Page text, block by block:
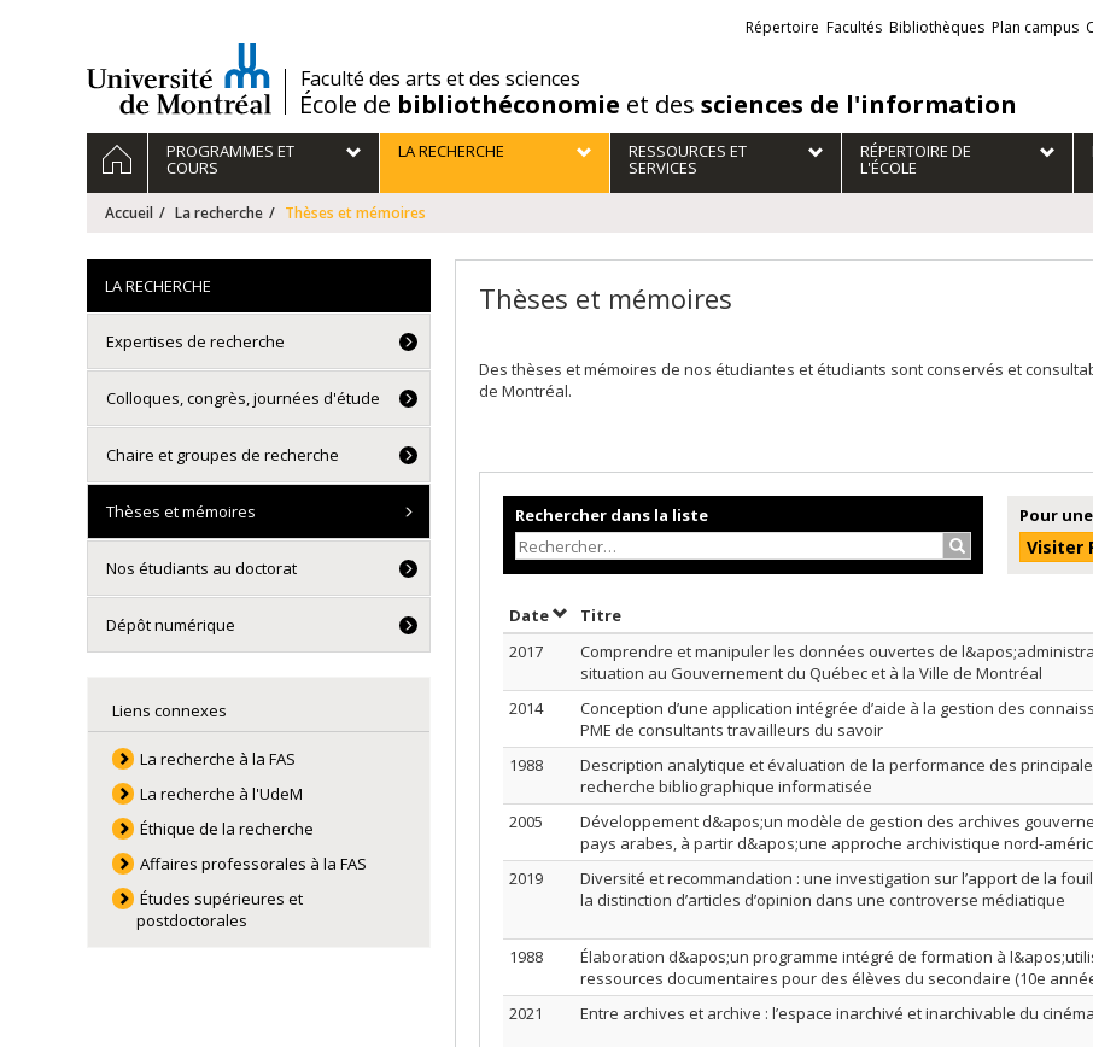
/Faculté des arts et des sciences
École de bibliothéconomie et des sciences de l'information
Liens
externes
Répertoire Facultés Bibliothèques Plan campus
Navigation
principale
ACCUEILPROGRAMMES ET
COURS
LA RECHERCHE RESSOURCES ET
SERVICES
RÉPERTOIRE DE
L'ÉCOLE
Accueil La recherche Thèses et mémoires
Thèses et mémoires
Des thèses et mémoires de nos étudiantes et étudiants sont conservés et
de Montréal.
Rechercher dans la liste
Rechercher…
Pour
Visiter
DateTrier par date en ordre croissant
Titre
2017
Comprendre et manipuler les données ouvertes de
situation au Gouvernement du Québec et à la Ville de Montréal
2014
Conception d’une application intégrée d’aide à la gestion des
PME de consultants travailleurs du savoir
1988
Description analytique et évaluation de la performance des
recherche bibliographique informatisée
2005
Développement d&apos;un modèle de gestion des archives
pays arabes, à partir d&apos;une approche archivistique nord-
2019
Diversité et recommandation : une investigation sur l’apport de la
la distinction d’articles d’opinion dans une controverse médiatique
1988
Élaboration d&apos;un programme intégré de formation à
ressources documentaires pour des élèves du secondaire (10e
2021
Entre archives et archive : l’espace inarchivé et inarchivable du
LA RECHERCHE
Expertises de recherche
Colloques, congrès, journées d'étude
Chaire et groupes de recherche
Thèses et mémoires
Nos étudiants au doctorat
Dépôt numérique
Liens connexes
La recherche à la FAS
La recherche à l'UdeM
Éthique de la recherche
Affaires professorales à la FAS
Études supérieures et
postdoctorales